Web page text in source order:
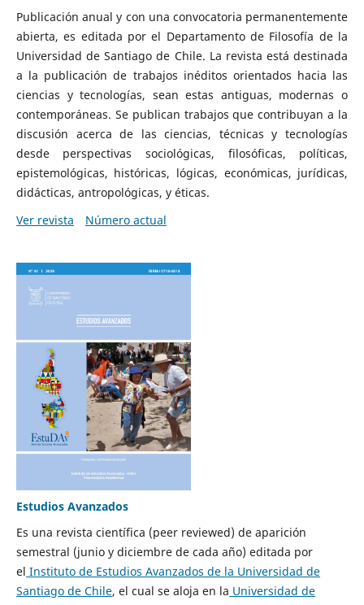
Publicación anual y con una convocatoria permanentemente
abierta, es editada por el Departamento de Filosofía de la
Universidad de Santiago de Chile. La revista está destinada
a la publicación de trabajos inéditos orientados hacia las
ciencias y tecnologías, sean estas antiguas, modernas o
contemporáneas. Se publican trabajos que contribuyan a la
discusión acerca de las ciencias, técnicas y tecnologías
desde perspectivas sociológicas, filosóficas, políticas,
epistemológicas, históricas, lógicas, económicas, jurídicas,
didácticas, antropológicas, y éticas.
Ver revista
Número actual
Estudios Avanzados
Es una revista científica (peer reviewed) de aparición
semestral (junio y diciembre de cada año) editada por
el Instituto de Estudios Avanzados de la Universidad de
Santiago de Chile, el cual se aloja en la Universidad de